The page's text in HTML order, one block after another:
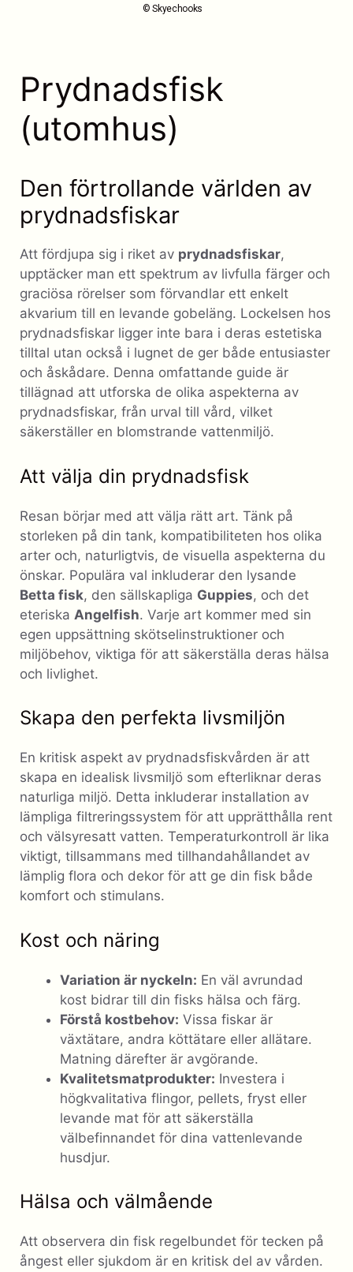
© Skyechooks
Prydnadsfisk
(utomhus)
Den förtrollande världen av
prydnadsfiskar
Att fördjupa sig i riket av prydnadsfiskar,
upptäcker man ett spektrum av livfulla färger och
graciösa rörelser som förvandlar ett enkelt
akvarium till en levande gobeläng. Lockelsen hos
prydnadsfiskar ligger inte bara i deras estetiska
tilltal utan också i lugnet de ger både entusiaster
och åskådare. Denna omfattande guide är
tillägnad att utforska de olika aspekterna av
prydnadsfiskar, från urval till vård, vilket
säkerställer en blomstrande vattenmiljö.
Att välja din prydnadsfisk
Resan börjar med att välja rätt art. Tänk på
storleken på din tank, kompatibiliteten hos olika
arter och, naturligtvis, de visuella aspekterna du
önskar. Populära val inkluderar den lysande
Betta fisk, den sällskapliga Guppies, och det
eteriska Angelfish. Varje art kommer med sin
egen uppsättning skötselinstruktioner och
miljöbehov, viktiga för att säkerställa deras hälsa
och livlighet.
Skapa den perfekta livsmiljön
En kritisk aspekt av prydnadsfiskvården är att
skapa en idealisk livsmiljö som efterliknar deras
naturliga miljö. Detta inkluderar installation av
lämpliga filtreringssystem för att upprätthålla rent
och välsyresatt vatten. Temperaturkontroll är lika
viktigt, tillsammans med tillhandahållandet av
lämplig flora och dekor för att ge din fisk både
komfort och stimulans.
Kost och näring
Variation är nyckeln: En väl avrundad
kost bidrar till din fisks hälsa och färg.
Förstå kostbehov: Vissa fiskar är
växtätare, andra köttätare eller allätare.
Matning därefter är avgörande.
Kvalitetsmatprodukter: Investera i
högkvalitativa flingor, pellets, fryst eller
levande mat för att säkerställa
välbefinnandet för dina vattenlevande
husdjur.
Hälsa och välmående
Att observera din fisk regelbundet för tecken på
ångest eller sjukdom är en kritisk del av vården.